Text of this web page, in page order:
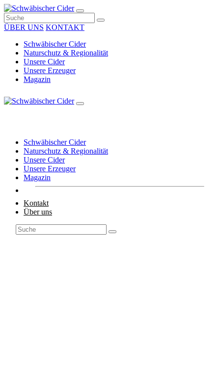
ÜBER UNS KONTAKT
Schwäbischer Cider
Naturschutz & Regionalität
Unsere Cider
Unsere Erzeuger
Magazin
Schwäbischer Cider
Naturschutz & Regionalität
Unsere Cider
Unsere Erzeuger
Magazin
Kontakt
Über uns